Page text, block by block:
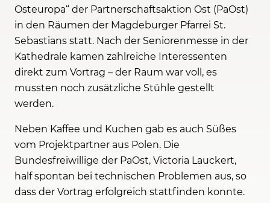
Osteuropa“ der Partnerschaftsaktion Ost (PaOst)
in den Räumen der Magdeburger Pfarrei St.
Sebastians statt. Nach der Seniorenmesse in der
Kathedrale kamen zahlreiche Interessenten
direkt zum Vortrag – der Raum war voll, es
mussten noch zusätzliche Stühle gestellt
werden.
Neben Kaffee und Kuchen gab es auch Süßes
vom Projektpartner aus Polen. Die
Bundesfreiwillige der PaOst, Victoria Lauckert,
half spontan bei technischen Problemen aus, so
dass der Vortrag erfolgreich stattfinden konnte.